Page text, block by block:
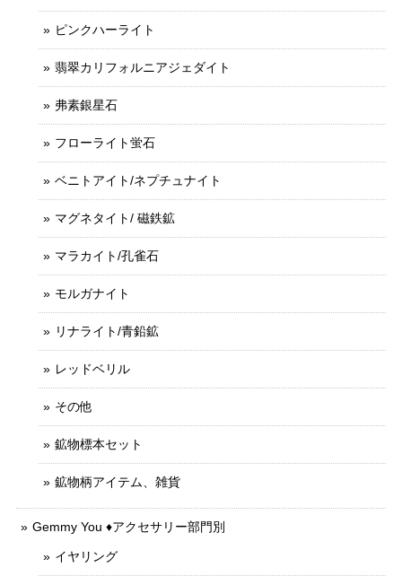
ピンクハーライト
翡翠カリフォルニアジェダイト
弗素銀星石
フローライト蛍石
ベニトアイト/ネプチュナイト
マグネタイト/ 磁鉄鉱
マラカイト/孔雀石
モルガナイト
リナライト/青鉛鉱
レッドベリル
その他
鉱物標本セット
鉱物柄アイテム、雑貨
Gemmy You ♦︎アクセサリー部門別
イヤリング